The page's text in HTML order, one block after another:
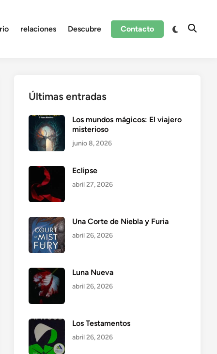
relaciones Descubre Contacto
Cambiar
Abrir
Últimas entradas
Los mundos mágicos: El viajero
misterioso
junio 8, 2026
Eclipse
abril 27, 2026
Una Corte de Niebla y Furia
abril 26, 2026
Luna Nueva
abril 26, 2026
Los Testamentos
abril 26, 2026